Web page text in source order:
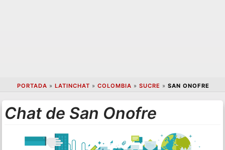
PORTADA » LATINCHAT » COLOMBIA » SUCRE » SAN ONOFRE
Chat de San Onofre